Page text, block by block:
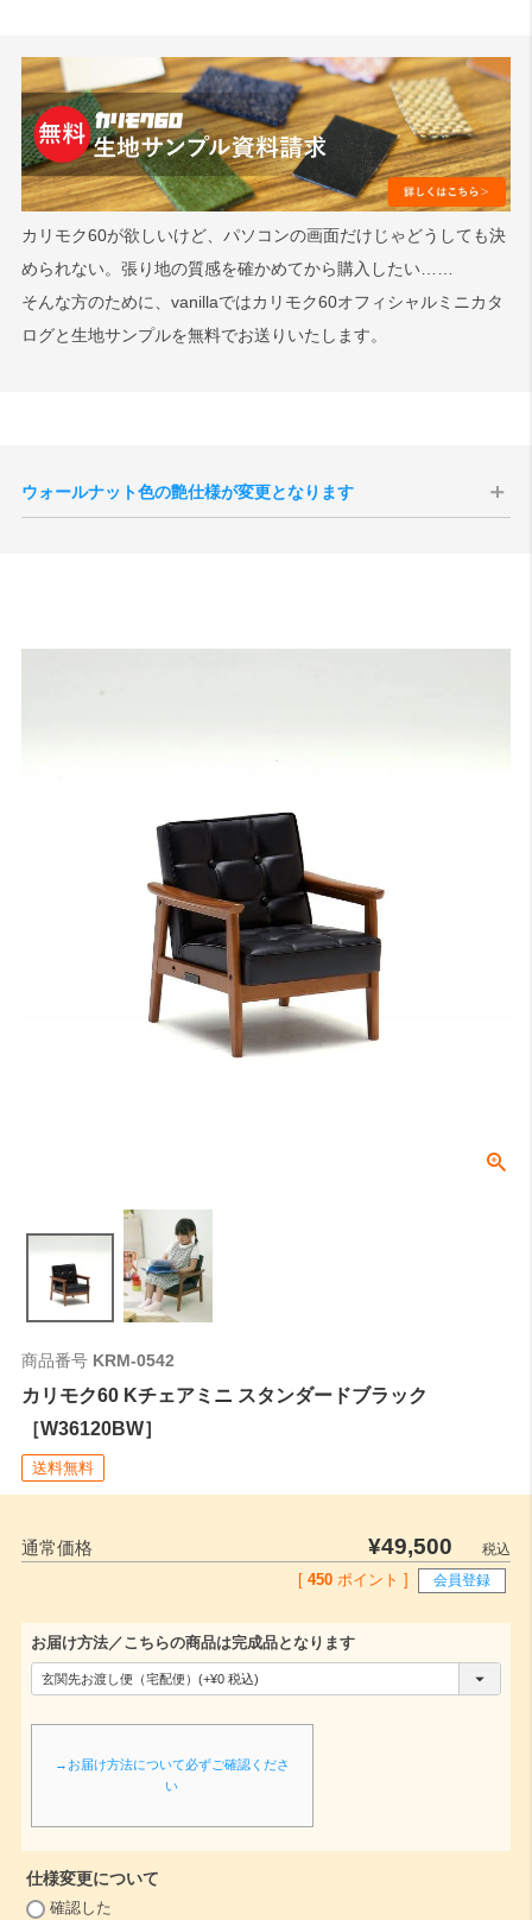
カリモク60が欲しいけど、パソコンの画面だけじゃどうしても決
められない。張り地の質感を確かめてから購入したい……
そんな方のために、vanillaではカリモク60オフィシャルミニカタ
ログと生地サンプルを無料でお送りいたします。
ウォールナット色の艶仕様が変更となります
商品番号 KRM-0542
カリモク60 Kチェアミニ スタンダードブラック
［W36120BW］
送料無料
通常価格 ¥49,500
税込
[ 450 ポイント ] 会員登録
お届け方法／こちらの商品は完成品となります
→お届け方法について必ずご確認くださ
い
仕様変更について
確認した